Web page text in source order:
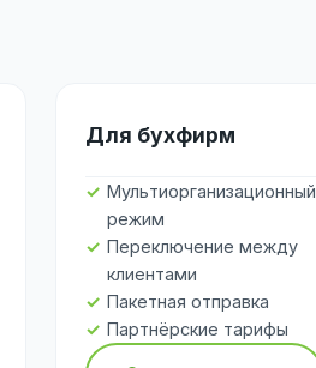
Для бухфирм
Мультиорганизационный
режим
Переключение между
клиентами
Пакетная отправка
Партнёрские тарифы